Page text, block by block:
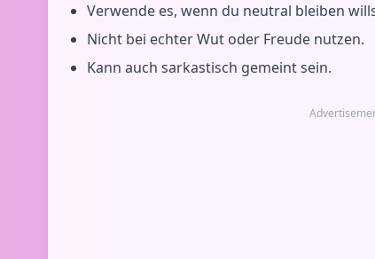
Verwende es, wenn du neutral bleiben
Nicht bei echter Wut oder Freude nutzen.
Kann auch sarkastisch gemeint sein.